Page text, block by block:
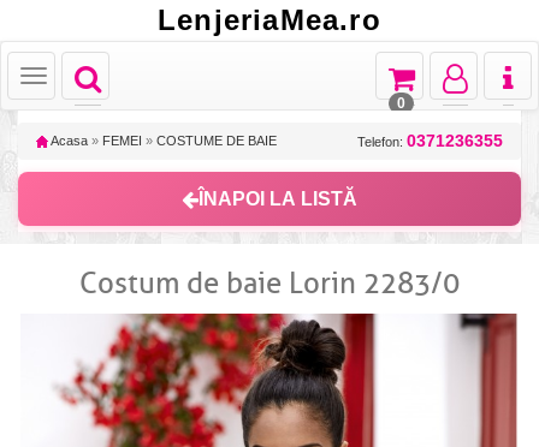
LenjeriaMea.ro
Toggle
navigation
Toggle
Toggle
navigation
Toggle
navigation
Toggle
navigation
0
Acasa » FEMEI » COSTUME DE BAIE Telefon: 0371236355
ÎNAPOI LA LISTĂ
Costum de baie Lorin 2283/0